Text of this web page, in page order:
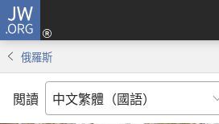
JW.ORG
俄羅斯
閲讀